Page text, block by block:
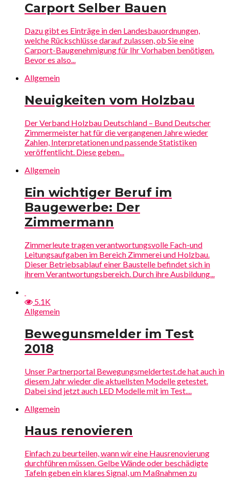
Carport Selber Bauen
Dazu gibt es Einträge in den Landesbauordnungen,
welche Rückschlüsse darauf zulassen, ob Sie eine
Carport-Baugenehmigung für Ihr Vorhaben benötigen.
Bevor es also...
Allgemein
Neuigkeiten vom Holzbau
Der Verband Holzbau Deutschland – Bund Deutscher
Zimmermeister hat für die vergangenen Jahre wieder
Zahlen, Interpretationen und passende Statistiken
veröffentlicht. Diese geben...
Allgemein
Ein wichtiger Beruf im
Baugewerbe: Der
Zimmermann
Zimmerleute tragen verantwortungsvolle Fach-und
Leitungsaufgaben im Bereich Zimmerei und Holzbau.
Dieser Betriebsablauf einer Baustelle befindet sich in
ihrem Verantwortungsbereich. Durch ihre Ausbildung...
5.1K
Allgemein
Bewegunsmelder im Test
2018
Unser Partnerportal Bewegungsmeldertest.de hat auch in
diesem Jahr wieder die aktuellsten Modelle getestet.
Dabei sind jetzt auch LED Modelle mit im Test....
Allgemein
Haus renovieren
Einfach zu beurteilen, wann wir eine Hausrenovierung
durchführen müssen. Gelbe Wände oder beschädigte
Tafeln geben ein klares Signal, um Maßnahmen zu